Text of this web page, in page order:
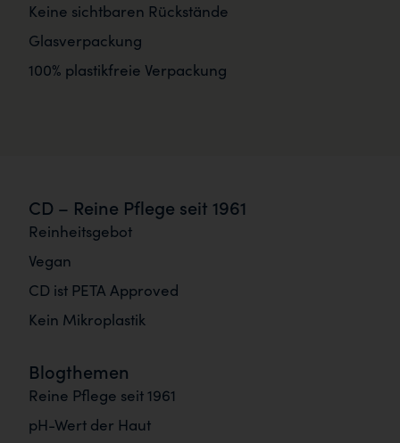
Keine sichtbaren Rückstände
Glasverpackung
100% plastikfreie Verpackung
CD – Reine Pflege seit 1961
Reinheitsgebot
Vegan
CD ist PETA Approved
Kein Mikroplastik
Blogthemen
Reine Pflege seit 1961
pH-Wert der Haut